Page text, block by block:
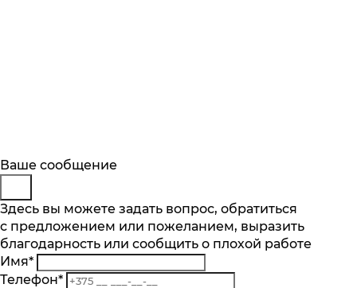
Описание
Отзывы
Основные характеристики
Количество чаш шт.
1
Материал
Будьте в курсе
Подпишитесь на последние обновления
и узнавайте о новинках и специальных
предложениях первыми
Подписаться
Заказ обратного звонка
Представьтесь
Телефон*
Комментарий
Ваше сообщение
Здесь вы можете задать вопрос, обратиться
с предложением или пожеланием, выразить
благодарность или сообщить о плохой работе
Имя*
Телефон*